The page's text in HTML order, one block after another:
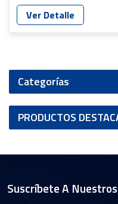
aérea YT-7625-J8
Ver Detalle
Categorías
PRODUCTOS
Suscríbete A